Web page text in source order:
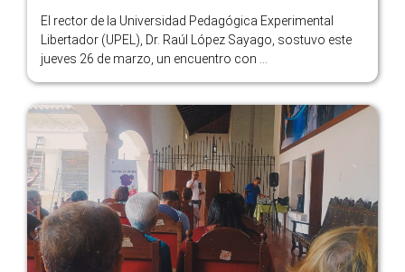
El rector de la Universidad Pedagógica Experimental
Libertador (UPEL), Dr. Raúl López Sayago, sostuvo este
jueves 26 de marzo, un encuentro con …